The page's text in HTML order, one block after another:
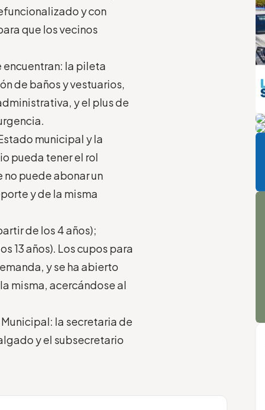
y con
que los vecinos
encuentran: la pileta
de baños y vestuarios,
y el plus de
municipal y la
pueda tener el rol
puede abonar un
y de la misma
de los 4 años);
13 años). Los cupos para
y se ha abierto
misma, acercándose al
la secretaria de
y el subsecretario